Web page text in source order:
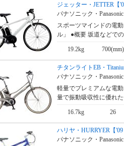
ジェッター・JETTER【
パナソニック・Panasonic
スポーツマインドの電
ル」 ●概要 坂道などで
19.2kg 700(mm)
チタンライトEB・
パナソニック・Panasonic
軽量でプレミアムな電
量で振動吸収性に優れ
16.7kg 26
ハリヤ・HURRYER【'09
パナソニック・Panasonic